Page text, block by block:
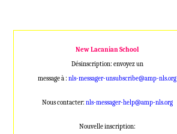
New Lacanian School
Désinscription: envoyez un
message à :nls-messager-unsubscribe@amp-nls.org
Nous contacter: nls-messager-help@amp-nls.org
Nouvelle inscription: